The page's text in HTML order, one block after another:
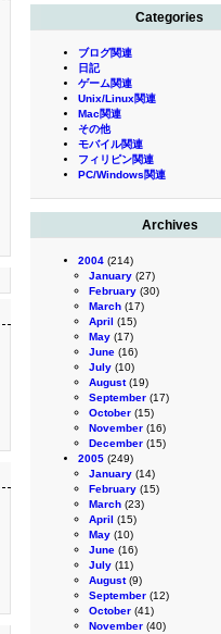
Categories
ブログ関連
日記
ゲーム関連
Unix/Linux関連
Mac関連
その他
モバイル関連
フィリピン関連
PC/Windows関連
Archives
2004 (214)
January (27)
February (30)
March (17)
April (15)
May (17)
June (16)
July (10)
August(19)
September (17)
October (15)
November (16)
December (15)
2005 (249)
January (14)
February (15)
March (23)
April (15)
May (10)
June (16)
July (11)
August(9)
September (12)
October (41)
November (40)